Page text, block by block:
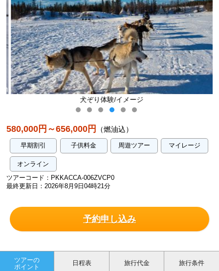
犬ぞり体験/イメージ
580,000円～656,000円 （燃油込）
早期割引 子供料金 周遊ツアー マイレージ
オンライン
ツアーコード：PKKACCA-006ZVCP0
最終更新日：2026年8月9日04時21分
予約申し込み
ツアーの
ポイント
日程表 旅行代金 旅行条件